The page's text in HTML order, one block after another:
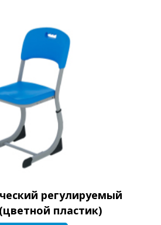
регулируемый
пластик)